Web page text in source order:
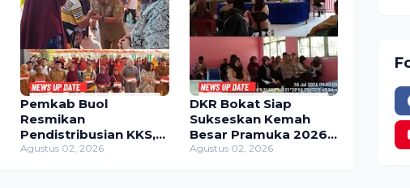
Pemkab Buol
Resmikan
Pendistribusian KKS,
744 KPM di 11
Agustus 02, 2026
DKR Bokat Siap
Sukseskan Kemah
Besar Pramuka 2026,
Momentum Bentuk
Agustus 02, 2026